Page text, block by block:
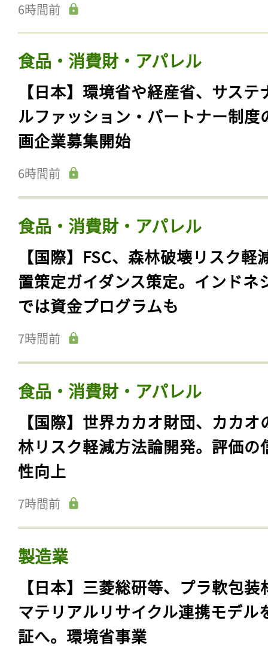
6時間前
食品・消費財・アパレル
【日本】環境省や経産省、サステ
ルファッション・パートナー制度
画企業募集開始
6時間前
食品・消費財・アパレル
【国際】FSC、森林破壊リスク軽
置策定ガイダンス策定。インドネ
では資金プログラムも
7時間前
食品・消費財・アパレル
【国際】世界カカオ財団、カカオ
林リスク軽減方法論開発。評価の
性向上
7時間前
製造業
【日本】三菱総研等、プラ軟包装
マテリアルリサイクル連携モデル
証へ。環境省事業